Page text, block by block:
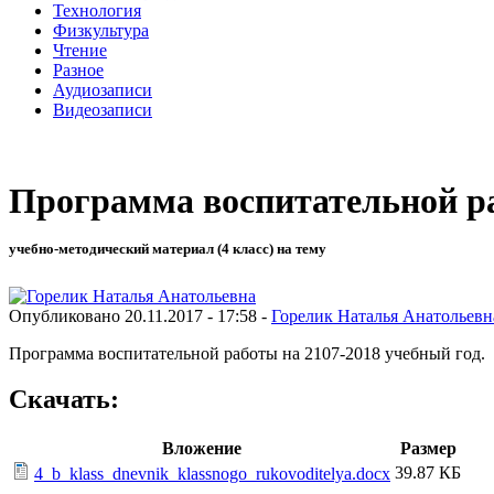
Технология
Физкультура
Чтение
Разное
Аудиозаписи
Видеозаписи
Программа воспитательной
учебно-методический материал (4 класс) на тему
Опубликовано 20.11.2017 - 17:58 - Горелик Наталья
Программа воспитательной работы на 2107-2018 учебный год.
Скачать:
Вложение
Размер
4_b_klass_dnevnik_klassnogo_rukovoditelya.docx 39.87 КБ